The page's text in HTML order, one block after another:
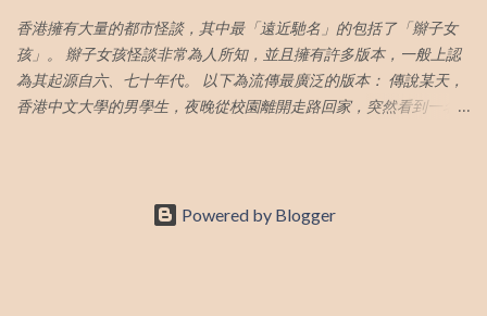
己的優點 （我們生而不完美，知道自己的優點並深耕...
只要我們將可樂倒進地板的縫隙裡，浸泡一會兒，再用抹布或刷子
擦幾下，去除地板上的污垢就很簡單咯！ 清除衣物污漬 沒想到可樂
在對付衣服上泛黃污漬及油漬也有一套！大家都知道衣物上的油跡
很難清洗的，平常用餐不注意很容易在身上沾染上了，買強力洗滌
做出類似效果，竟然就是用可樂！可樂中的氣泡和磷酸，對於髮質
香港擁有大量的都市怪談，其中最「遠近馳名」的包括了「辮子女
孩」。 辮子女孩怪談非常為人所知，並且擁有許多版本，一般上認
為其起源自六、七十年代。 以下為流傳最廣泛的版本： 傳說某天，
香港中文大學的男學生，夜晚從校園離開走路回家，突然看到一名
以為女子只是害羞，於是馬上回應自己不會害怕，鼓勵她轉過頭
Powered by Blogger